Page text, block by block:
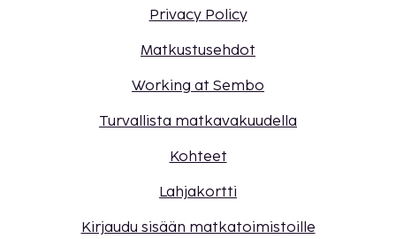
Privacy Policy
Matkustusehdot
Working at Sembo
Turvallista matkavakuudella
Kohteet
Lahjakortti
Kirjaudu sisään matkatoimistoille